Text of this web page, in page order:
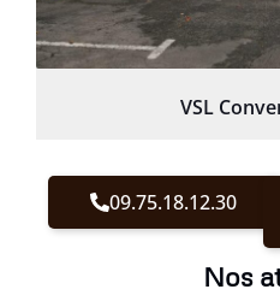
VSL
09.75.18.12.30
Nos